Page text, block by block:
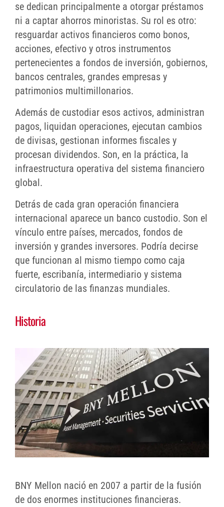
se dedican principalmente a otorgar préstamos
ni a captar ahorros minoristas. Su rol es otro:
resguardar activos financieros como bonos,
acciones, efectivo y otros instrumentos
pertenecientes a fondos de inversión, gobiernos,
bancos centrales, grandes empresas y
patrimonios multimillonarios.
Además de custodiar esos activos, administran
pagos, liquidan operaciones, ejecutan cambios
de divisas, gestionan informes fiscales y
procesan dividendos. Son, en la práctica, la
infraestructura operativa del sistema financiero
global.
Detrás de cada gran operación financiera
internacional aparece un banco custodio. Son el
vínculo entre países, mercados, fondos de
inversión y grandes inversores. Podría decirse
que funcionan al mismo tiempo como caja
fuerte, escribanía, intermediario y sistema
circulatorio de las finanzas mundiales.
Historia
BNY Mellon nació en 2007 a partir de la fusión
de dos enormes instituciones financieras.